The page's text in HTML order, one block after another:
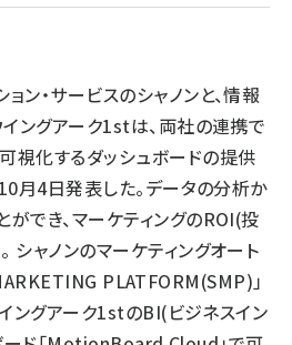
ン・サービスのシャノンと、情報
ングアーク1stは、両社の連携で
視化するダッシュボードの提供
月4日発表した。データの分析か
ができ、マーケティングのROI(投
シャノンのマーケティングオート
PLATFORM(SMP)」
ングアーク1stのBI(ビジネスイン